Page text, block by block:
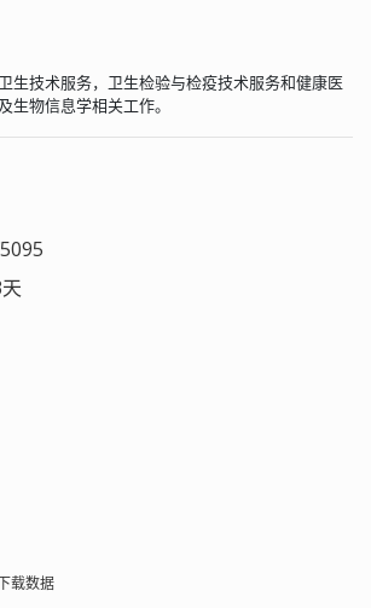
生技术服务，卫生检验与检疫技术服务和健康医
生物信息学相关工作。
载数据